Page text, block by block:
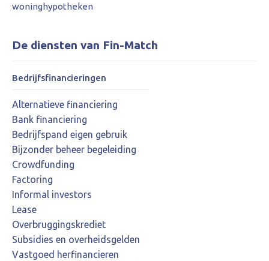
woninghypotheken
De diensten van Fin-Match
Bedrijfsfinancieringen
Alternatieve financiering
Bank financiering
Bedrijfspand eigen gebruik
Bijzonder beheer begeleiding
Crowdfunding
Factoring
Informal investors
Lease
Overbruggingskrediet
Subsidies en overheidsgelden
Vastgoed herfinancieren